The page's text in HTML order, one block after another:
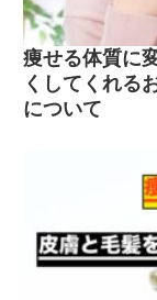
痩せる体質に
くしてくれる
について